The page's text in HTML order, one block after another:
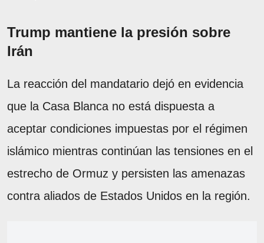
Trump mantiene la presión sobre
Irán
La reacción del mandatario dejó en evidencia
que la Casa Blanca no está dispuesta a
aceptar condiciones impuestas por el régimen
islámico mientras continúan las tensiones en el
estrecho de Ormuz y persisten las amenazas
contra aliados de Estados Unidos en la región.